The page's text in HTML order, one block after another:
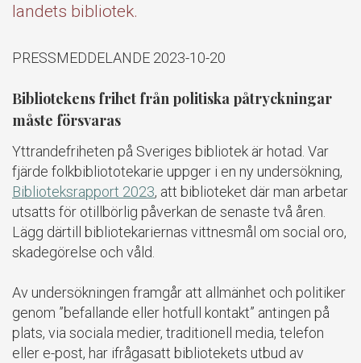
landets bibliotek.
PRESSMEDDELANDE 2023-10-20
Bibliotekens frihet från politiska påtryckningar
måste försvaras
Yttrandefriheten på Sveriges bibliotek är hotad. Var
fjärde folkbibliototekarie uppger i en ny undersökning,
Biblioteksrapport 2023, att biblioteket där man arbetar
utsatts för otillbörlig påverkan de senaste två åren.
Lägg därtill bibliotekariernas vittnesmål om social oro,
skadegörelse och våld.
Av undersökningen framgår att allmänhet och politiker
genom ”befallande eller hotfull kontakt” antingen på
plats, via sociala medier, traditionell media, telefon
eller e-post, har ifrågasatt bibliotekets utbud av